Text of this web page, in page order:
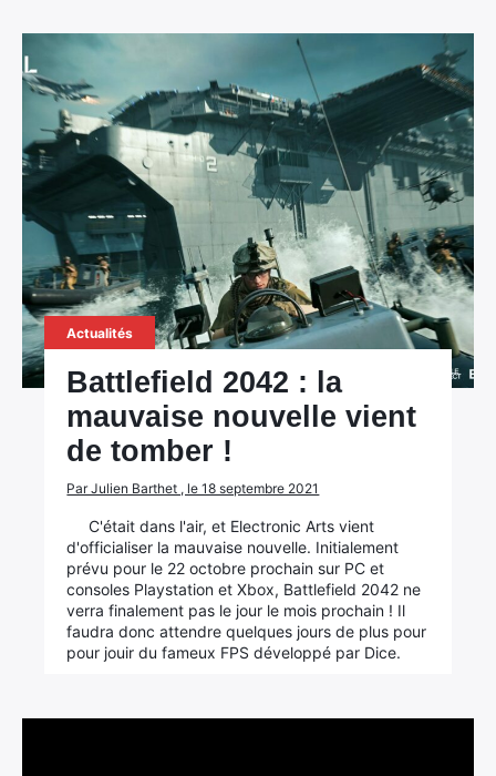
Actualités
Battlefield 2042 : la
mauvaise nouvelle vient
de tomber !
Par Julien Barthet , le 18 septembre 2021
C'était dans l'air, et Electronic Arts vient
d'officialiser la mauvaise nouvelle. Initialement
prévu pour le 22 octobre prochain sur PC et
consoles Playstation et Xbox, Battlefield 2042 ne
verra finalement pas le jour le mois prochain ! Il
faudra donc attendre quelques jours de plus pour
pour jouir du fameux FPS développé par Dice.